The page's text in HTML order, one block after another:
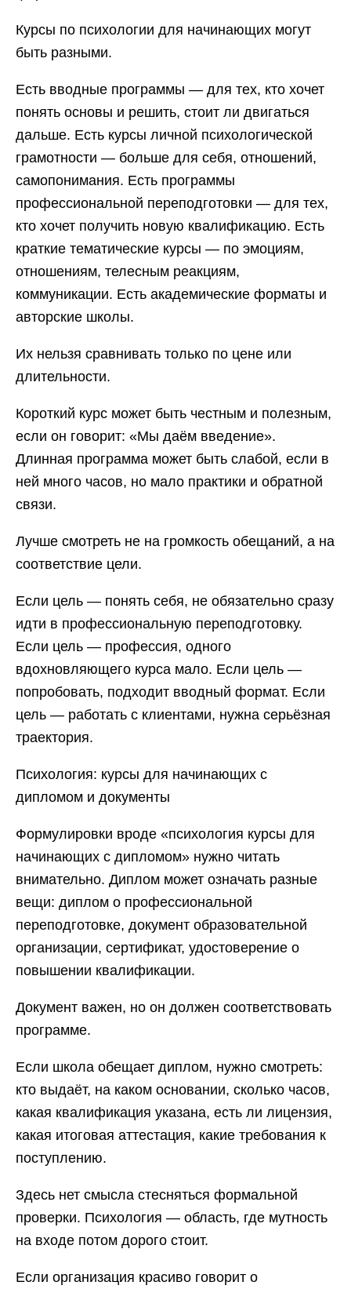
Курсы по психологии для начинающих могут
быть разными.
Есть вводные программы — для тех, кто хочет
понять основы и решить, стоит ли двигаться
дальше. Есть курсы личной психологической
грамотности — больше для себя, отношений,
самопонимания. Есть программы
профессиональной переподготовки — для тех,
кто хочет получить новую квалификацию. Есть
краткие тематические курсы — по эмоциям,
отношениям, телесным реакциям,
коммуникации. Есть академические форматы и
авторские школы.
Их нельзя сравнивать только по цене или
длительности.
Короткий курс может быть честным и полезным,
если он говорит: «Мы даём введение».
Длинная программа может быть слабой, если в
ней много часов, но мало практики и обратной
связи.
Лучше смотреть не на громкость обещаний, а на
соответствие цели.
Если цель — понять себя, не обязательно сразу
идти в профессиональную переподготовку.
Если цель — профессия, одного
вдохновляющего курса мало. Если цель —
попробовать, подходит вводный формат. Если
цель — работать с клиентами, нужна серьёзная
траектория.
Психология: курсы для начинающих с
дипломом и документы
Формулировки вроде «психология курсы для
начинающих с дипломом» нужно читать
внимательно. Диплом может означать разные
вещи: диплом о профессиональной
переподготовке, документ образовательной
организации, сертификат, удостоверение о
повышении квалификации.
Документ важен, но он должен соответствовать
программе.
Если школа обещает диплом, нужно смотреть:
кто выдаёт, на каком основании, сколько часов,
какая квалификация указана, есть ли лицензия,
какая итоговая аттестация, какие требования к
поступлению.
Здесь нет смысла стесняться формальной
проверки. Психология — область, где мутность
на входе потом дорого стоит.
Если организация красиво говорит о